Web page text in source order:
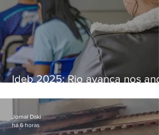
Ideb 2025: Rio avança nos
nacional
Jornal Daki
há 6 horas